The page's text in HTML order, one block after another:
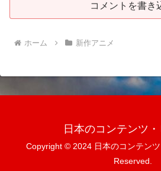
コメントを書き
ホーム 新作アニメ
日本のコンテンツ
Copyright © 2024 日本のコンテン
Reserved.